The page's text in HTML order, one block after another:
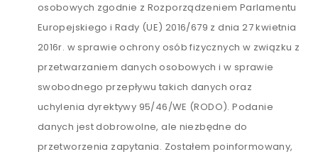
osobowych zgodnie z Rozporządzeniem Parlamentu
Europejskiego i Rady (UE) 2016/679 z dnia 27 kwietnia
2016r. w sprawie ochrony osób fizycznych w związku z
przetwarzaniem danych osobowych i w sprawie
swobodnego przepływu takich danych oraz
uchylenia dyrektywy 95/46/WE (RODO). Podanie
danych jest dobrowolne, ale niezbędne do
przetworzenia zapytania. Zostałem poinformowany,